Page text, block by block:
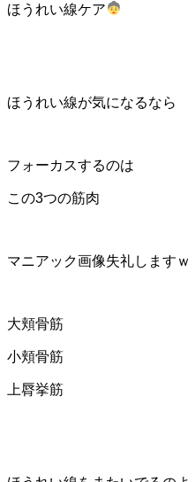
ほうれい線ケア
ほうれい線が気になるなら
フォーカスするのは
この3つの筋肉
マニアック画像失礼しますｗ
大頬骨筋
小頬骨筋
上脣挙筋